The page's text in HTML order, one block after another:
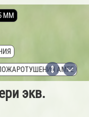
ММ
AMFE
экв.